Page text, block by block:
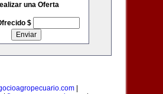
una Oferta
$
|